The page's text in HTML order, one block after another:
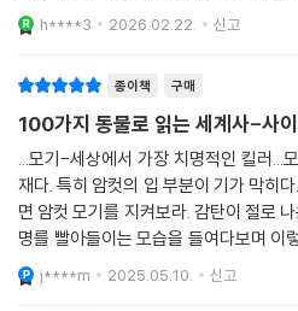
이 책의 저자는 30년 경력의 영국 『더 타
한 따뜻한 애정과 번뜩이는 통찰력으로
읽는 세계사』에서는 저자의 해박한 지
못지않게 탁월하고, 베테랑 기자 출신답
가 버무려진 필력이 돋보인다. 100개의
때마다 특유의 따뜻한 시각을 견지하면
통찰력을 보여준다.
이 책은 총 728쪽에 이르는 분량만큼이
운 분량이지만 베테랑 기자 출신다운
지루하지 않아요. 인
h****3 2026.02.22. 신고
종이책 구매
100가지 동물로 읽는 세계사-사
...모기-세상에서 가장 치명적인 킬러...
재다. 특히 암컷의 입 부분이 기가 막히
면 암컷 모기를 지켜보라. 감탄이 절로
명를 빨아들이는 모습을 들여다보며 이
여, 너와 이 지구를 공유하게 되어 영광
들었다. 네
j****m 2025.05.10. 신고